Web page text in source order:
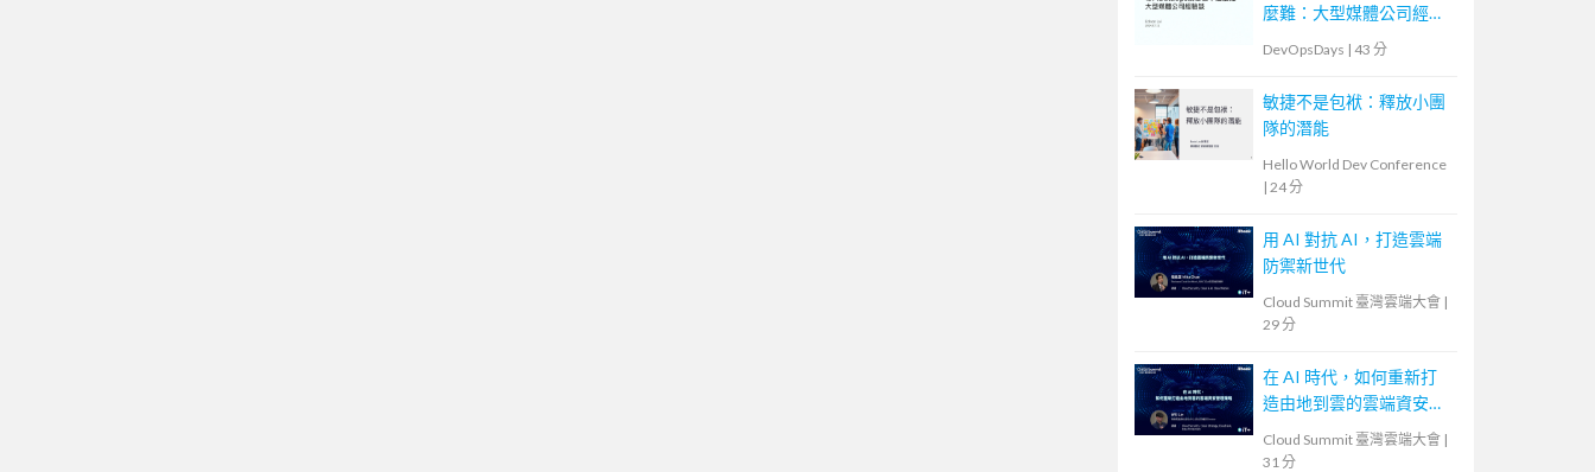
麼難：大型媒體公司經驗
DevOpsDays | 43 分
敏捷不是包袱：釋放小團
隊的潛能
Hello World Dev Conference
| 24 分
用 AI 對抗 AI，打造雲端
防禦新世代
Cloud Summit 臺灣雲端大會 |
29 分
在 AI 時代，如何重新打
造由地到雲的雲端資安管
Cloud Summit 臺灣雲端大會 |
31 分